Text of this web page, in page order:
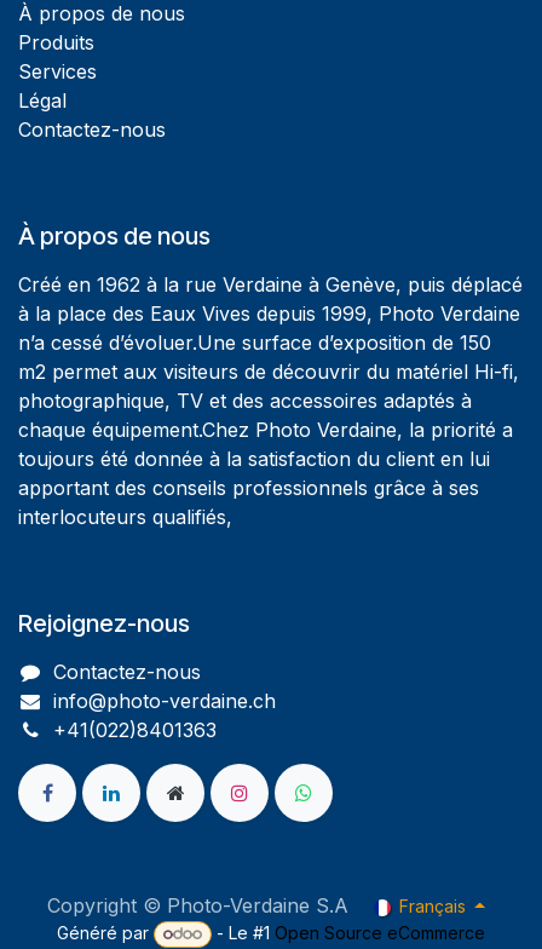
À propos de nous
Produits
Services
Légal
Contactez-nous
À propos de nous
Créé en 1962 à la rue Verdaine à Genève, puis déplacé
à la place des Eaux Vives depuis 1999, Photo Verdaine
n’a cessé d’évoluer.Une surface d’exposition de 150
m2 permet aux visiteurs de découvrir du matériel Hi-fi,
photographique, TV et des accessoires adaptés à
chaque équipement.Chez Photo Verdaine, la priorité a
toujours été donnée à la satisfaction du client en lui
apportant des conseils professionnels grâce à ses
interlocuteurs qualifiés,
Rejoignez-nous
Contactez-nous
info@photo-verdaine.ch​
​​+41(022)8401363
Copyright © Photo-Verdaine S.A
Français
Généré par
- Le #1 Open Source eCommerce